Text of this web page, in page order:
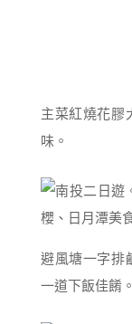
主菜紅燒花膠
味。
避風塘一字排
一道下飯佳餚。